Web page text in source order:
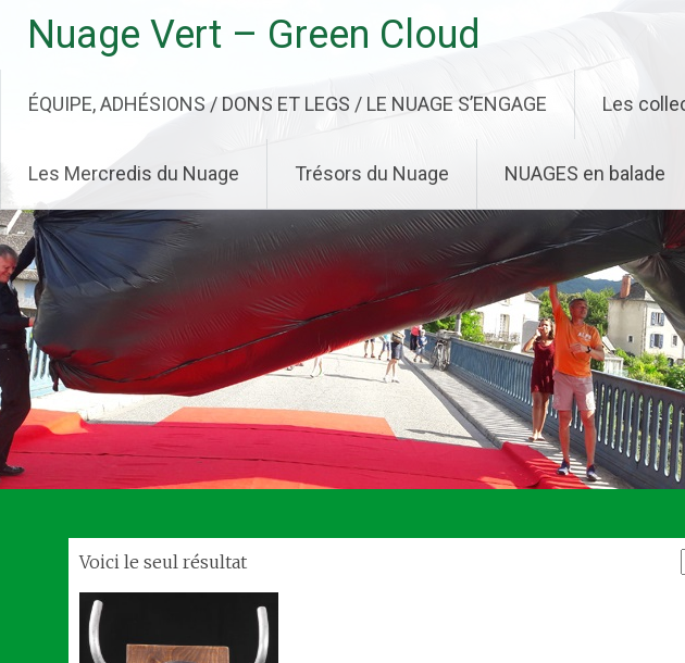
contenu
principal
Nuage Vert – Green Cloud
ÉQUIPE, ADHÉSIONS / DONS ET LEGS / LE NUAGE S’ENGAGE Les
Les Mercredis du Nuage Trésors du Nuage NUAGES en balade
Voici le seul résultat